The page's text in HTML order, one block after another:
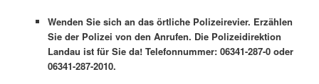
Wenden Sie sich an das örtliche Polizeirevier. Erzählen
Sie der Polizei von den Anrufen. Die Polizeidirektion
Landau ist für Sie da! Telefonnummer: 06341-287-0 oder
06341-287-2010.